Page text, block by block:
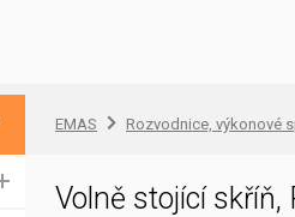
EMAS Rozvodnice, výkonové
Volně stojící skříň,